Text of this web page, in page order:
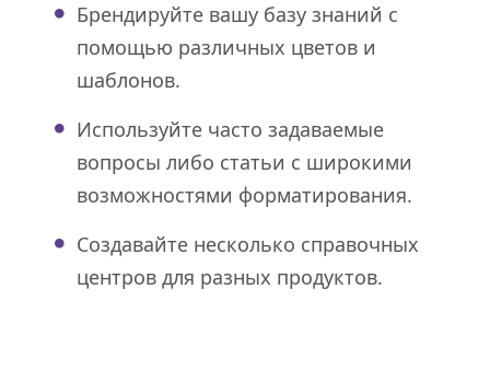
Брендируйте вашу базу знаний с
помощью различных цветов и
шаблонов.
Используйте часто задаваемые
вопросы либо статьи с широкими
возможностями форматирования.
Создавайте несколько справочных
центров для разных продуктов.